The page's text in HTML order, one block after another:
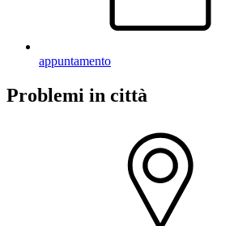
appuntamento
Problemi in città